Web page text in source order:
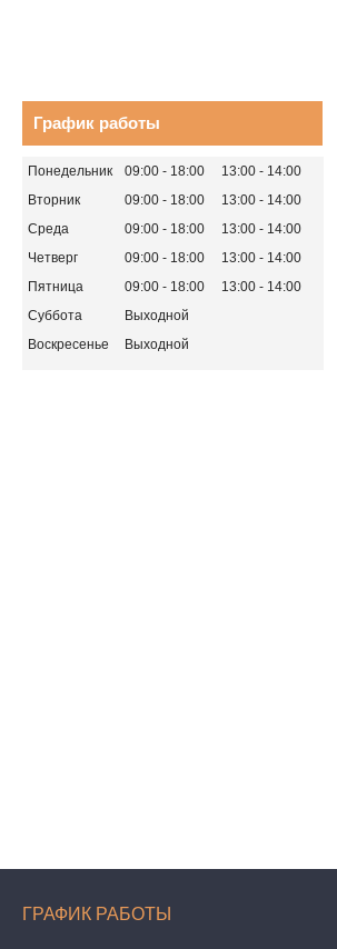
График работы
Понедельник 09:00 18:00 13:00
14:00
Вторник
09:00 18:00 13:00
14:00
Среда
09:00 18:00 13:00
14:00
Четверг
09:00 18:00 13:00
14:00
Пятница
09:00 18:00 13:00
14:00
Суббота
Выходной
Воскресенье
Выходной
ГРАФИК РАБОТЫ